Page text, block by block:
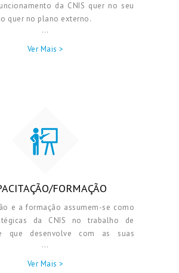
da CNIS quer no seu
quer no plano externo.
…
Ver Mais >
FORMAÇÃO
e a formação assumem-se como
da CNIS no trabalho de
que desenvolve com as suas
A capacitação das instituições,
por via da formação, tem como
…
Ver Mais >